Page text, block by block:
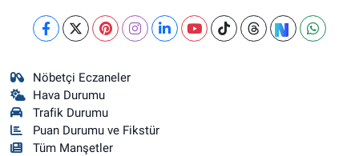
Nöbetçi Eczaneler
Hava Durumu
Trafik Durumu
Puan Durumu ve Fikstür
Tüm Manşetler